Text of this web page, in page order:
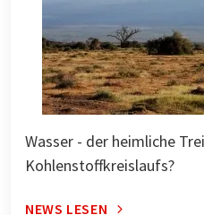
Wasser - der heimliche
Kohlenstoffkreislaufs?
NEWS LESEN